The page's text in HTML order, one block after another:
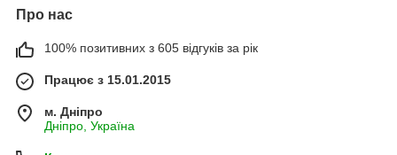
Про нас
100% позитивних з 605 відгуків за рік
Працює з 15.01.2015
м. Дніпро
Дніпро, Україна